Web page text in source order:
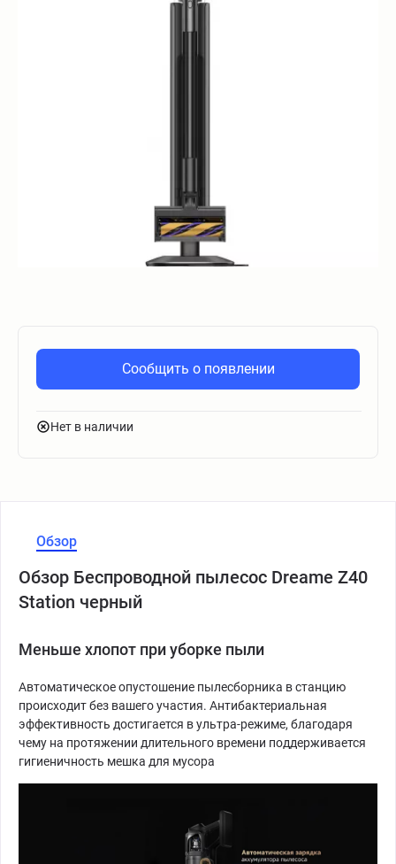
Сообщить о появлении
Нет в наличии
Обзор
Обзор Беспроводной пылесос Dreame Z40
Station черный
Меньше хлопот при уборке пыли
Автоматическое опустошение пылесборника в станцию
происходит без вашего участия. Антибактериальная
эффективность достигается в ультра-режиме, благодаря
чему на протяжении длительного времени поддерживается
гигиеничность мешка для мусора